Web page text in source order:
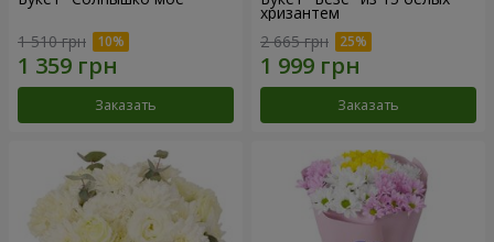
1 510 грн
Заказать
хризантем
2 665 грн
Заказать